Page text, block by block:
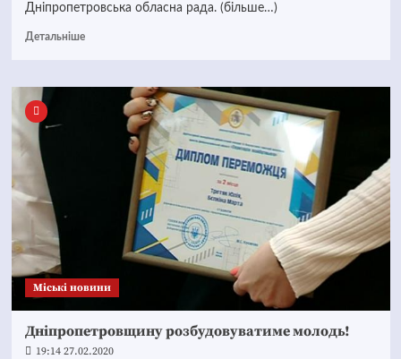
Дніпропетровська обласна рада. (більше…)
Детальніше
Mіські новини
Дніпропетровщину розбудовуватиме молодь!
19:14 27.02.2020